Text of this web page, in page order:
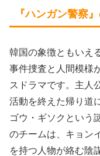
『ハンガン警察
韓国の象徴ともいえ
事件捜査と人間模様
スドラマです。主人
活動を終えた帰り道
ゴウ・ギソクという
のチームは、キョン
を持つ人物が絡む陰